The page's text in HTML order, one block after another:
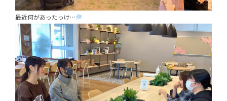
最近何があったっけ…